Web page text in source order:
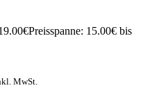
€Preisspanne: 15.00€ bis
MwSt.